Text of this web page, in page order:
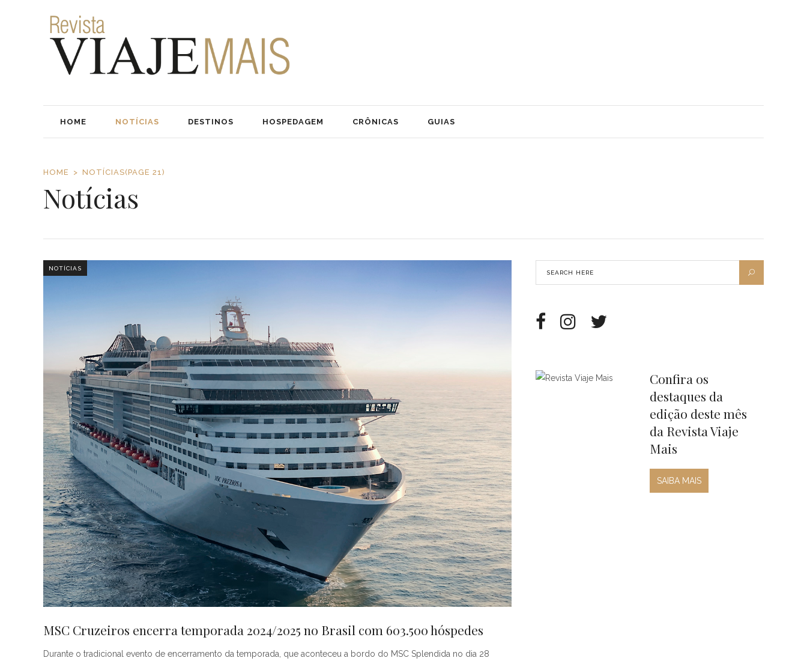
HOME NOTÍCIAS DESTINOS HOSPEDAGEM CRÔNICAS GUIAS
HOME NOTÍCIAS(PAGE 21)
Notícias
NOTÍCIAS
MSC Cruzeiros encerra temporada 2024/2025 no Brasil com 603.500 hóspedes
Durante o tradicional evento de encerramento da temporada, que aconteceu a bordo do MSC Splendida no dia 28
Confira os
destaques da
edição deste mês
da Revista Viaje
Mais
SAIBA MAIS